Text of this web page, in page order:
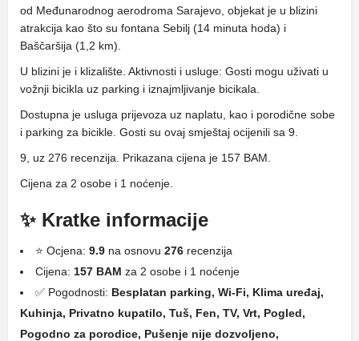
od Međunarodnog aerodroma Sarajevo, objekat je u blizini
atrakcija kao što su fontana Sebilj (14 minuta hoda) i
Baščaršija (1,2 km).
U blizini je i klizalište. Aktivnosti i usluge: Gosti mogu uživati ​​u
vožnji bicikla uz parking i iznajmljivanje bicikala.
Dostupna je usluga prijevoza uz naplatu, kao i porodične sobe
i parking za bicikle. Gosti su ovaj smještaj ocijenili sa 9.
9, uz 276 recenzija. Prikazana cijena je 157 BAM.
Cijena za 2 osobe i 1 noćenje.
✨ Kratke informacije
⭐ Ocjena: 9.9 na osnovu 276 recenzija
Cijena: 157 BAM za 2 osobe i 1 noćenje
✅ Pogodnosti: Besplatan parking, Wi-Fi, Klima uređaj,
Kuhinja, Privatno kupatilo, Tuš, Fen, TV, Vrt, Pogled,
Pogodno za porodice, Pušenje nije dozvoljeno,